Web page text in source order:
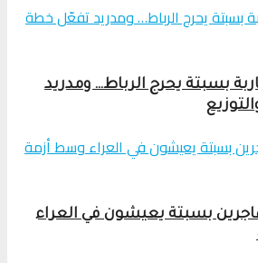
بسبتة يحرج الرباط… ومدريد
بسبتة يعيشون في العراء